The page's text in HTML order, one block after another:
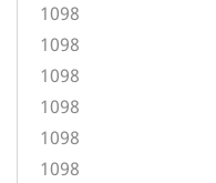
1098
1098
1098
1098
1098
1098